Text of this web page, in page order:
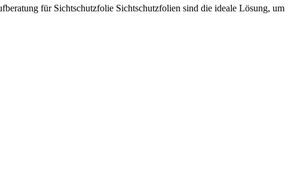
für Sichtschutzfolie Sichtschutzfolien sind die ideale Lösung, um